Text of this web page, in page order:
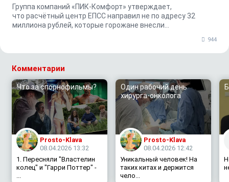
Группа компаний «ПИК-Комфорт» утверждает,
что расчётный центр ЕПСС направил не по адресу 32
миллиона рублей, которые горожане внесли
944
Комментарии
Что за спорнофильмы?
Prosto-Klava
08.04.2026 13:32
1. Пересняли "Властелин
колец" и "Гарри Поттер" -
...
Один рабочий день
хирурга-онколога
Prosto-Klava
08.04.2026 12:42
Уникальный человек! На
таких китах и держится
чело...